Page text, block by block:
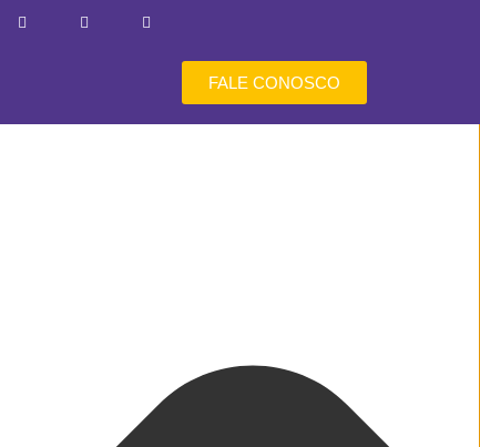
FALE CONOSCO